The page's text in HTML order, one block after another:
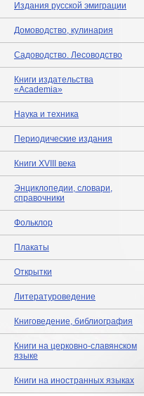
Издания русской эмиграции
Домоводство, кулинария
Садоводство. Лесоводство
Книги издательства
«Academia»
Наука и техника
Периодические издания
Книги XVIII века
Энциклопедии, словари,
справочники
Фольклор
Плакаты
Открытки
Литературоведение
Книговедение, библиография
Книги на церковно-славянском
языке
Книги на иностранных языках